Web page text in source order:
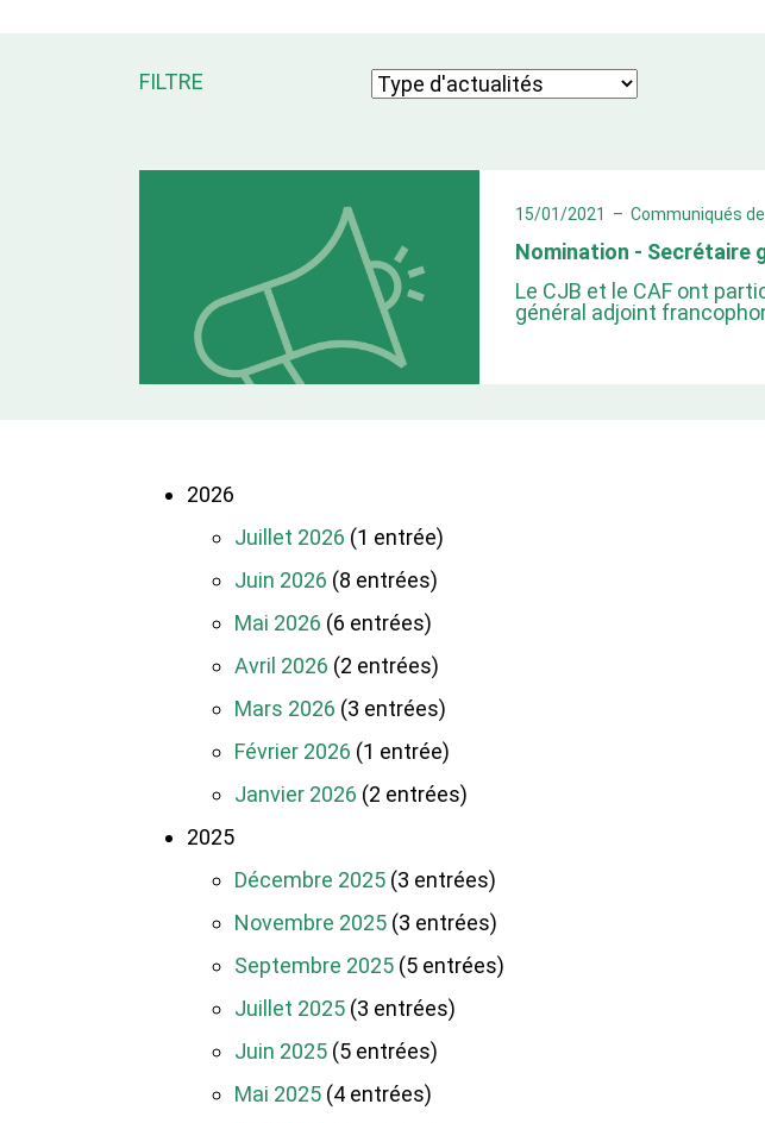
FILTRE
15/01/2021 –Communiqués
Nomination - Secrétaire
Le CJB et le CAF ont
général adjoint
2026
Juillet 2026 (1 entrée)
Juin 2026 (8 entrées)
Mai 2026 (6 entrées)
Avril 2026 (2 entrées)
Mars 2026 (3 entrées)
Février 2026 (1 entrée)
Janvier 2026 (2 entrées)
2025
Décembre 2025 (3 entrées)
Novembre 2025 (3 entrées)
Septembre 2025 (5 entrées)
Juillet 2025 (3 entrées)
Juin 2025 (5 entrées)
Mai 2025 (4 entrées)